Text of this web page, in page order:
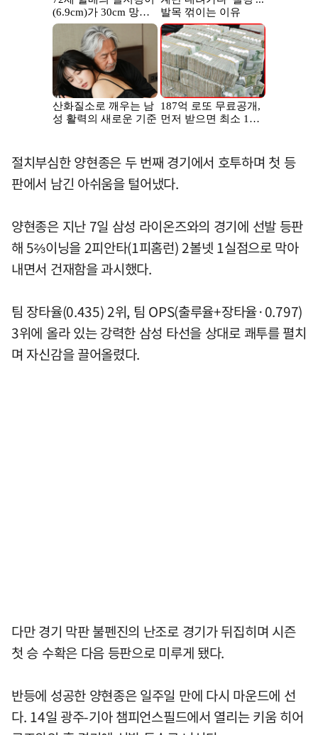
절치부심한 양현종은 두 번째 경기에서 호투하며 첫 등
판에서 남긴 아쉬움을 털어냈다.
양현종은 지난 7일 삼성 라이온즈와의 경기에 선발 등판
해 5⅔이닝을 2피안타(1피홈런) 2볼넷 1실점으로 막아
내면서 건재함을 과시했다.
팀 장타율(0.435) 2위, 팀 OPS(출루율+장타율·0.797)
3위에 올라 있는 강력한 삼성 타선을 상대로 쾌투를 펼치
며 자신감을 끌어올렸다.
다만 경기 막판 불펜진의 난조로 경기가 뒤집히며 시즌
첫 승 수확은 다음 등판으로 미루게 됐다.
반등에 성공한 양현종은 일주일 만에 다시 마운드에 선
다. 14일 광주-기아 챔피언스필드에서 열리는 키움 히어